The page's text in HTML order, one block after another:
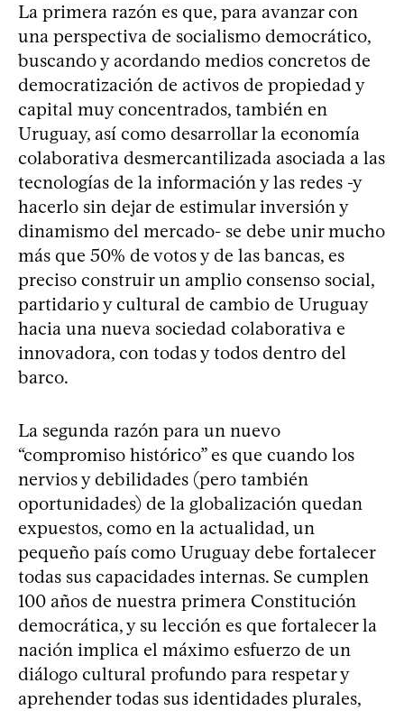
La primera razón es que, para avanzar con
una perspectiva de socialismo democrático,
buscando y acordando medios concretos de
democratización de activos de propiedad y
capital muy concentrados, también en
Uruguay, así como desarrollar la economía
colaborativa desmercantilizada asociada a las
tecnologías de la información y las redes -y
hacerlo sin dejar de estimular inversión y
dinamismo del mercado- se debe unir mucho
más que 50% de votos y de las bancas, es
preciso construir un amplio consenso social,
partidario y cultural de cambio de Uruguay
hacia una nueva sociedad colaborativa e
innovadora, con todas y todos dentro del
barco.
La segunda razón para un nuevo
“compromiso histórico” es que cuando los
nervios y debilidades (pero también
oportunidades) de la globalización quedan
expuestos, como en la actualidad, un
pequeño país como Uruguay debe fortalecer
todas sus capacidades internas. Se cumplen
100 años de nuestra primera Constitución
democrática, y su lección es que fortalecer la
nación implica el máximo esfuerzo de un
diálogo cultural profundo para respetar y
aprehender todas sus identidades plurales,